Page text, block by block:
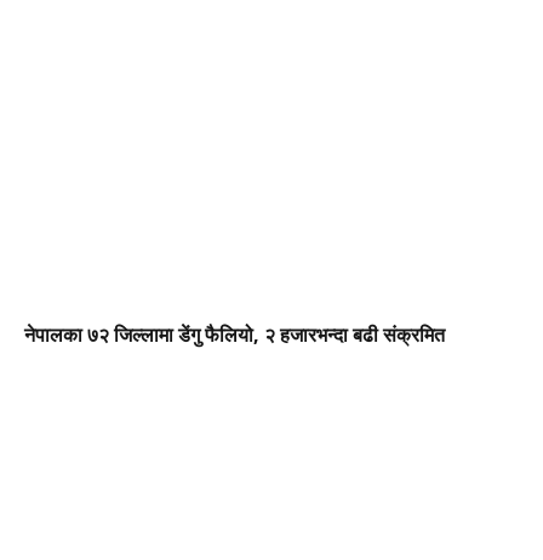
नेपालका ७२ जिल्लामा डेंगु फैलियो, २ हजारभन्दा बढी संक्रमित